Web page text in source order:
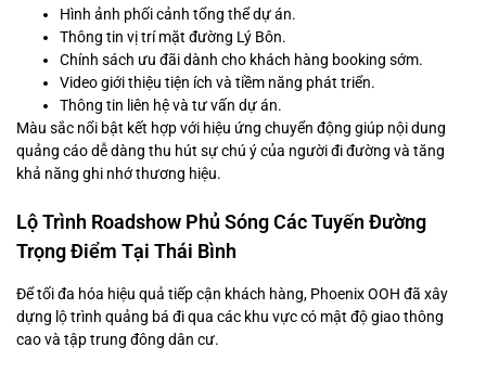
Hình ảnh phối cảnh tổng thể dự án.
Thông tin vị trí mặt đường Lý Bôn.
Chính sách ưu đãi dành cho khách hàng booking sớm.
Video giới thiệu tiện ích và tiềm năng phát triển.
Thông tin liên hệ và tư vấn dự án.
Màu sắc nổi bật kết hợp với hiệu ứng chuyển động giúp nội dung
quảng cáo dễ dàng thu hút sự chú ý của người đi đường và tăng
khả năng ghi nhớ thương hiệu.
Lộ Trình Roadshow Phủ Sóng Các Tuyến Đường
Trọng Điểm Tại Thái Bình
Để tối đa hóa hiệu quả tiếp cận khách hàng, Phoenix OOH đã xây
dựng lộ trình quảng bá đi qua các khu vực có mật độ giao thông
cao và tập trung đông dân cư.